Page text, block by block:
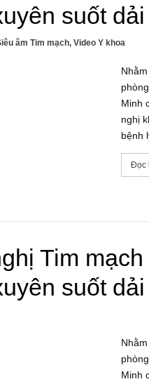
suốt
âm Tim mạch, Video Y khoa
Minh
nghị
bệnh
Đọc
Tim
suốt
Minh